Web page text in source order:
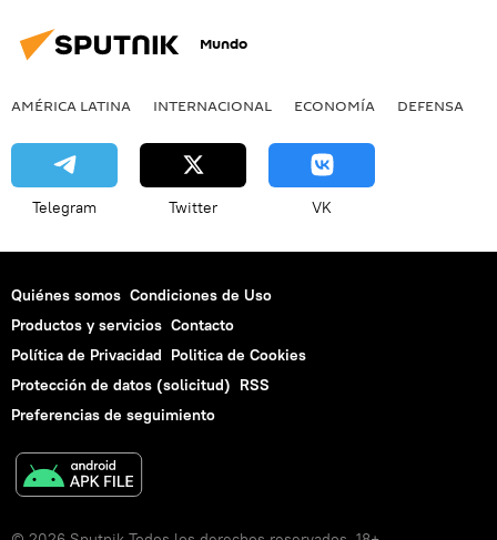
Mundo
AMÉRICA LATINA INTERNACIONAL ECONOMÍA DEFENSA
Telegram Twitter VK
Quiénes somos Condiciones de Uso
Productos y servicios Contacto
Política de Privacidad Politica de Cookies
Protección de datos (solicitud) RSS
Preferencias de seguimiento